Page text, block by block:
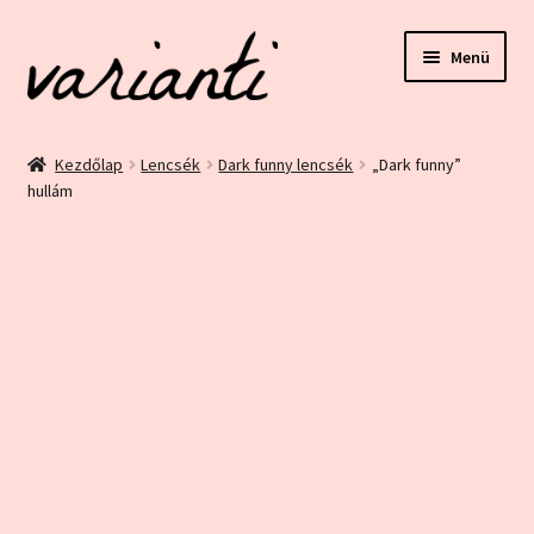
a
navigációhoz
a
tartalomba
Menü
ÁSZF és Adatvédelem
Kezdőlap Lencsék Dark funny lencsék
„Dark funny”
hullám